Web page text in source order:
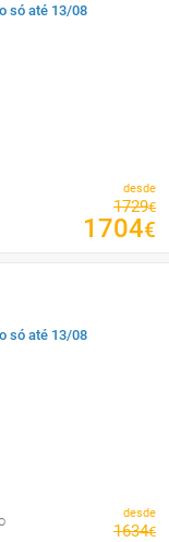
só até 13/08
desde
1729€
1704€
só até 13/08
desde
1634€